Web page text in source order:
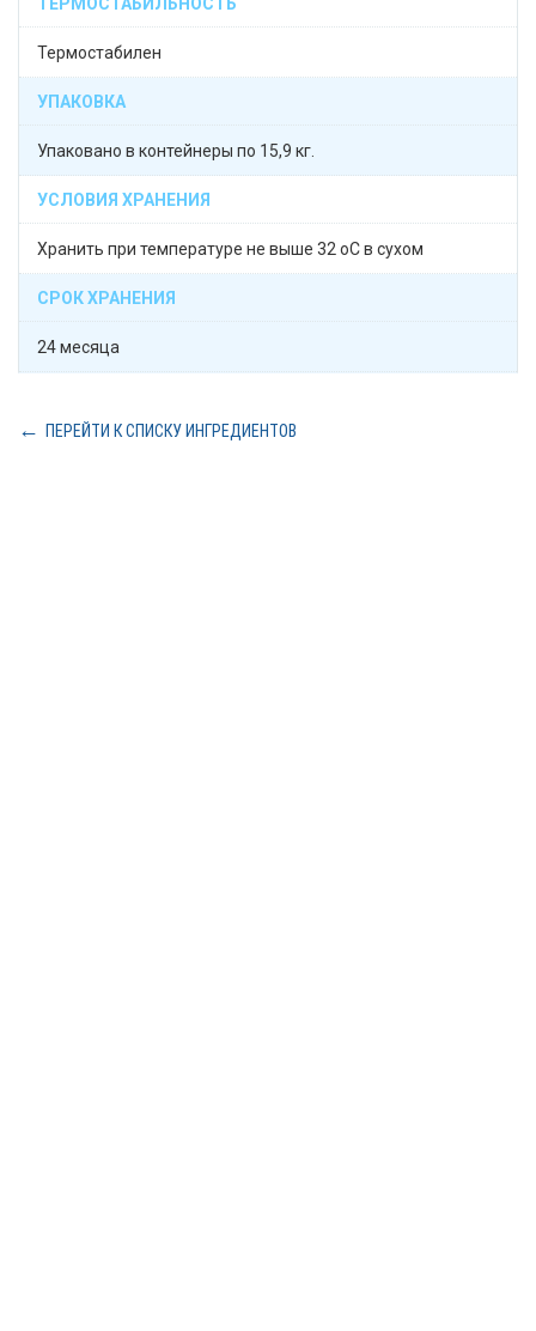
Термостабилен
УПАКОВКА
Упаковано в контейнеры по 15,9 кг.
УСЛОВИЯ ХРАНЕНИЯ
Хранить при температуре не выше 32 oС в сухом
СРОК ХРАНЕНИЯ
24 месяца
ПЕРЕЙТИ К СПИСКУ ИНГРЕДИЕНТОВ